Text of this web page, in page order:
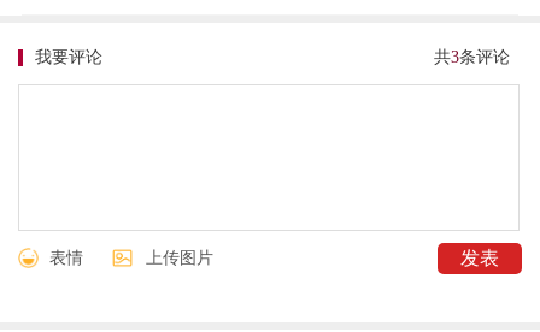
共3条评论
我要评论
表情 上传图片